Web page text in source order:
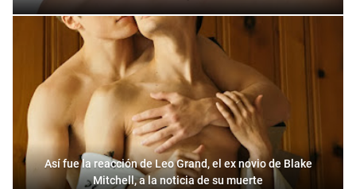
Así fue la reacción de Leo Grand, el ex novio de Blake
Mitchell, a la noticia de su muerte